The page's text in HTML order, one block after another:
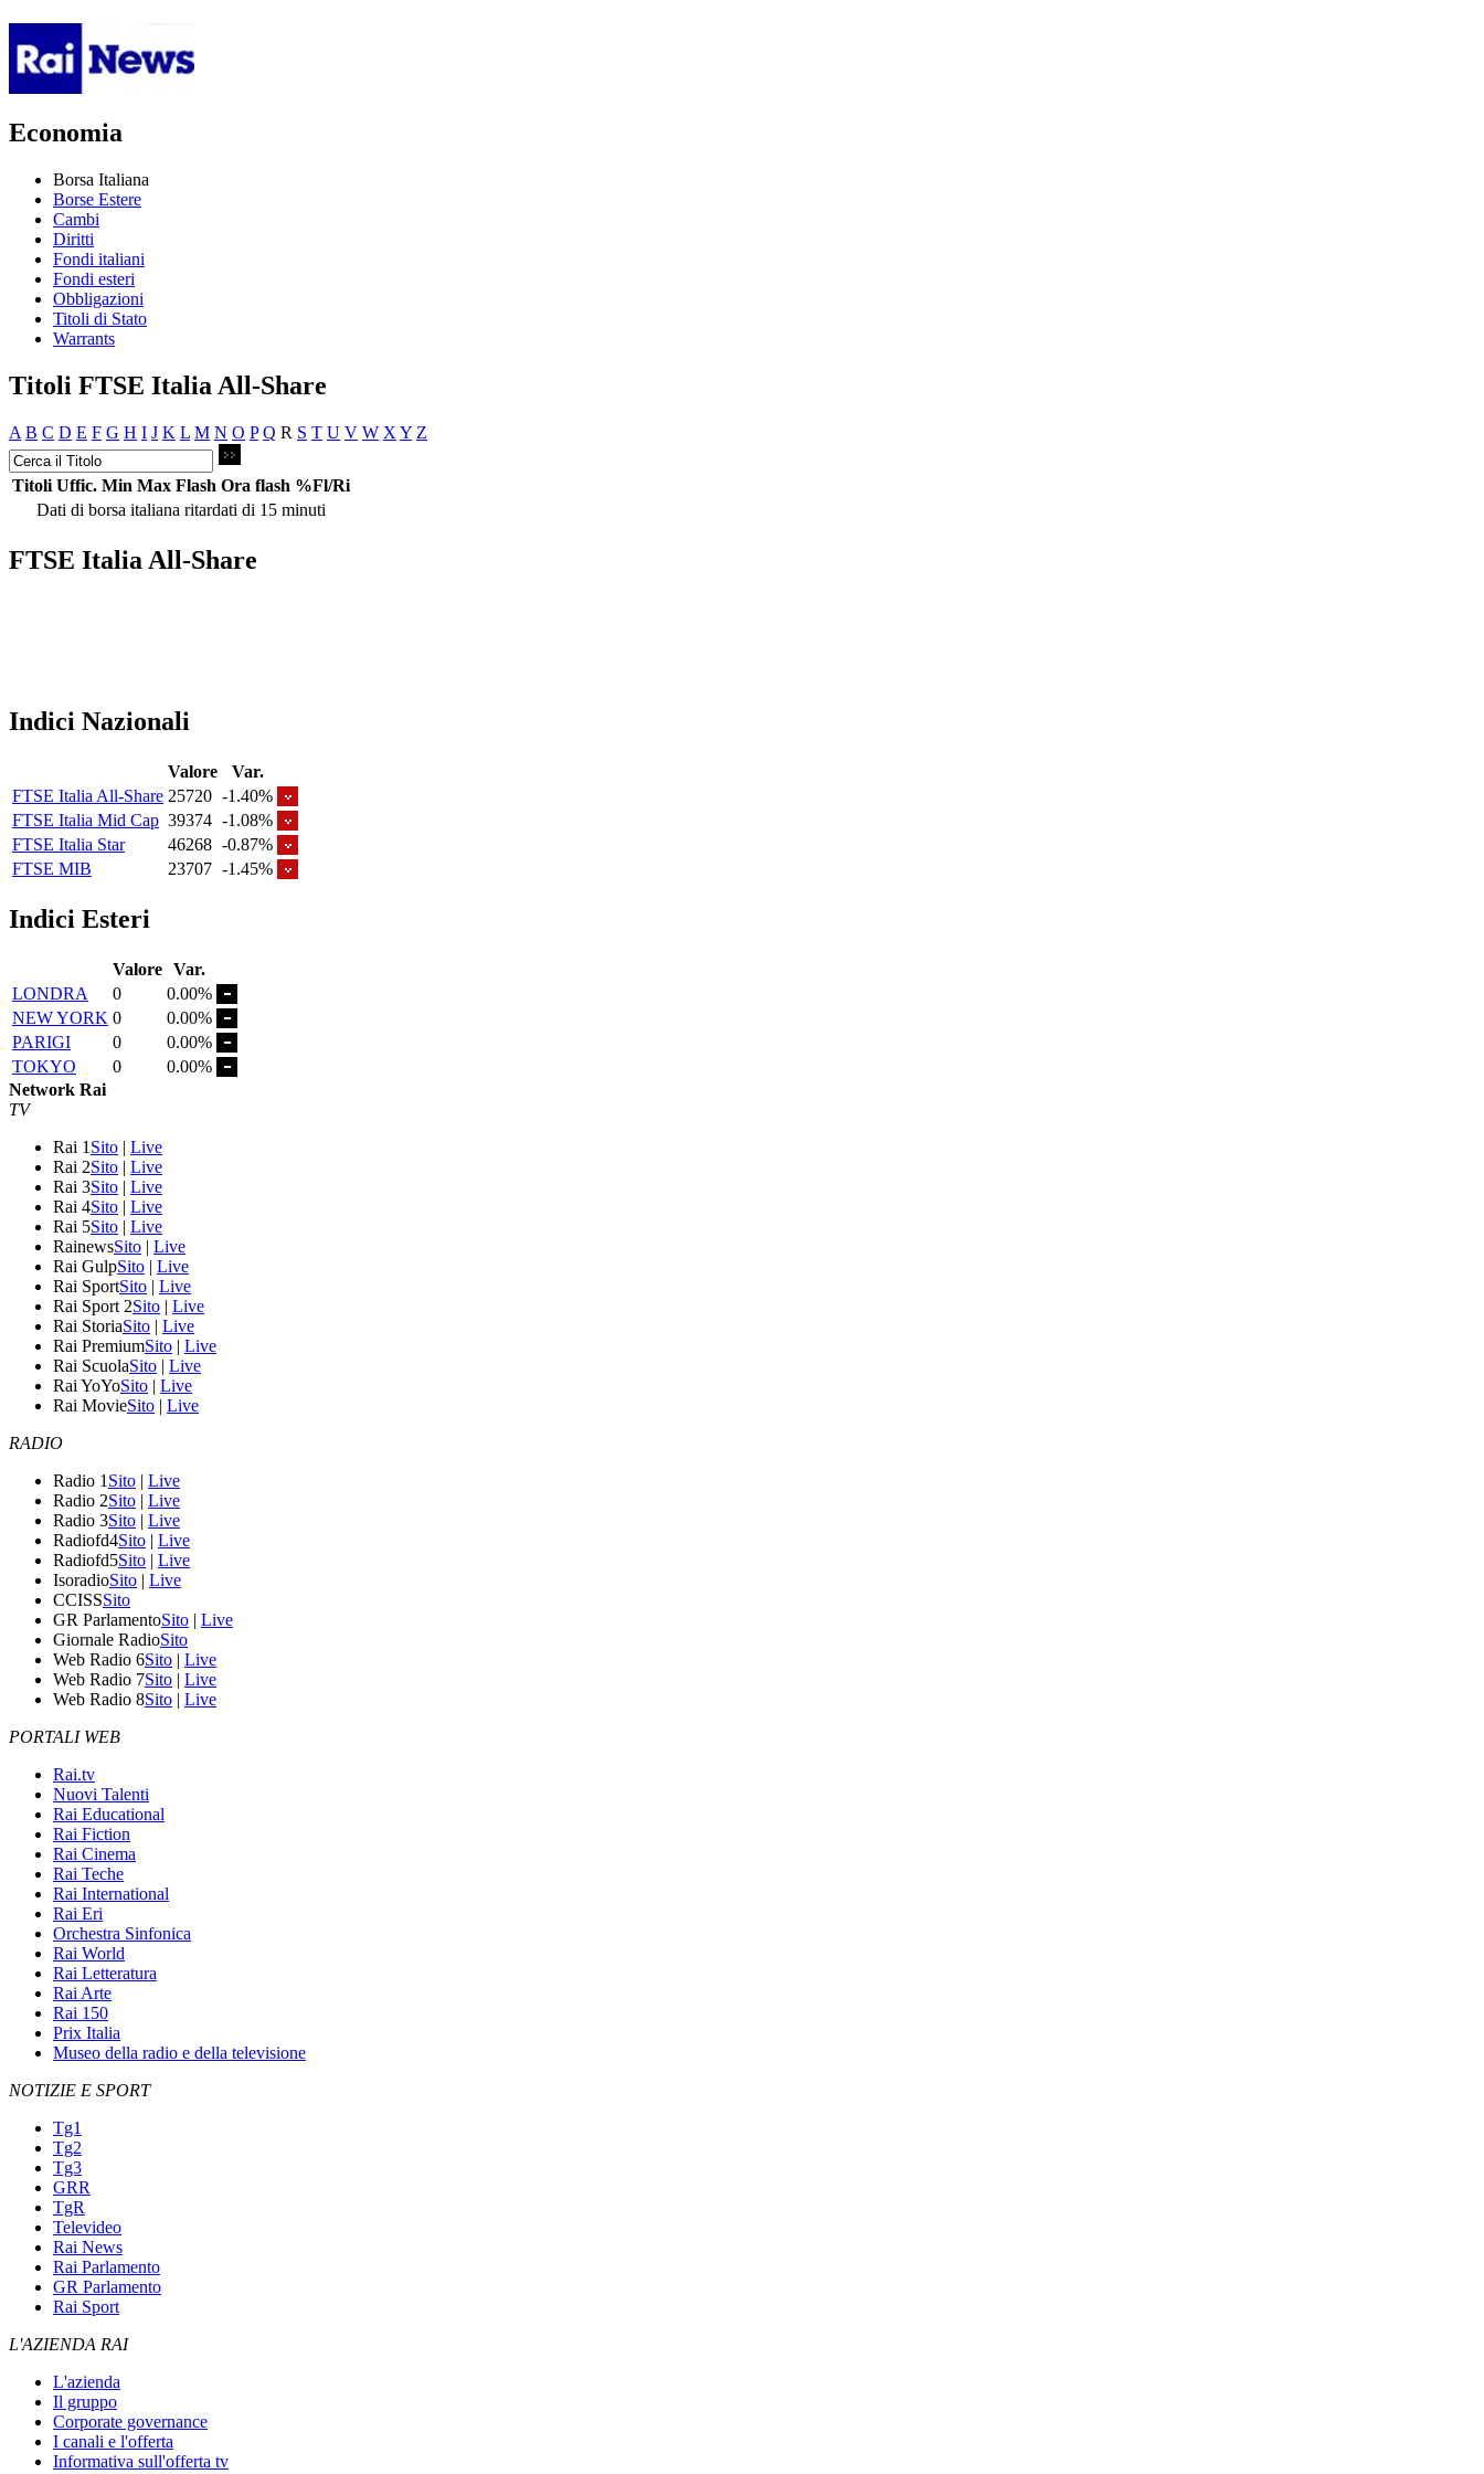
Economia
Borsa Italiana
Borse Estere
Cambi
Diritti
Fondi italiani
Fondi esteri
Obbligazioni
Titoli di Stato
Warrants
Titoli FTSE Italia All-Share
A B C D E F G H I J K L M N O P Q R S T U V W X Y Z
Titoli Uffic. Min Max Flash Ora flash %Fl/Ri
Dati di borsa italiana ritardati di 15 minuti
FTSE Italia All-Share
Indici Nazionali
Valore
Var.
FTSE Italia All-Share 25720 -1.40%
FTSE Italia Mid Cap 39374 -1.08%
FTSE Italia Star
46268 -0.87%
FTSE MIB
23707 -1.45%
Indici Esteri
Valore Var.
LONDRA
0
0.00%
NEW YORK 0
0.00%
PARIGI
0
0.00%
TOKYO
0
0.00%
Network Rai
TV
Rai 1 Sito | Live
Rai 2Sito | Live
Rai 3Sito | Live
Rai 4Sito | Live
Rai 5Sito | Live
RainewsSito | Live
Rai GulpSito | Live
Rai SportSito | Live
Rai Sport 2Sito | Live
Rai StoriaSito | Live
Rai PremiumSito | Live
Rai ScuolaSito | Live
Rai YoYoSito | Live
Rai MovieSito | Live
RADIO
Radio 1 Sito | Live
Radio 2Sito | Live
Radio 3Sito | Live
Radiofd4Sito | Live
Radiofd5Sito | Live
IsoradioSito | Live
CCISSSito
GR ParlamentoSito | Live
Giornale RadioSito
Web Radio 6Sito | Live
Web Radio 7Sito | Live
Web Radio 8Sito | Live
PORTALI WEB
Rai.tv
Nuovi Talenti
Rai Educational
Rai Fiction
Rai Cinema
Rai Teche
Rai International
Rai Eri
Orchestra Sinfonica
Rai World
Rai Letteratura
Rai Arte
Rai 150
Prix Italia
Museo della radio e della televisione
NOTIZIE E SPORT
Tg1
Tg2
Tg3
GRR
TgR
Televideo
Rai News
Rai Parlamento
GR Parlamento
Rai Sport
L'AZIENDA RAI
L'azienda
Il gruppo
Corporate governance
I canali e l'offerta
Informativa sull'offerta tv